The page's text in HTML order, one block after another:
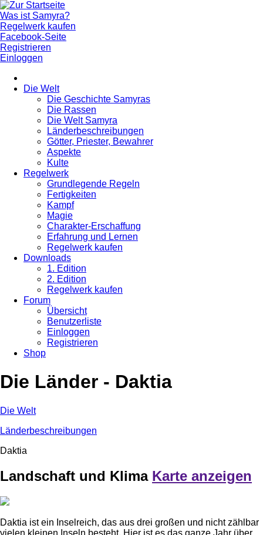
Was ist Samyra?
Regelwerk kaufen
Facebook-Seite
Registrieren
Einloggen
Die Welt
Die Geschichte Samyras
Die Rassen
Die Welt Samyra
Länderbeschreibungen
Götter, Priester, Bewahrer
Aspekte
Kulte
Regelwerk
Grundlegende Regeln
Fertigkeiten
Kampf
Magie
Charakter-Erschaffung
Erfahrung und Lernen
Regelwerk kaufen
Downloads
1. Edition
2. Edition
Regelwerk kaufen
Forum
Übersicht
Benutzerliste
Einloggen
Registrieren
Shop
Die Länder - Daktia
Die Welt
Länderbeschreibungen
Daktia
Landschaft und Klima Karte anzeigen
Daktia ist ein Inselreich, das aus drei großen und nicht zählbar
vielen kleinen Inseln besteht. Hier ist es das ganze Jahr über